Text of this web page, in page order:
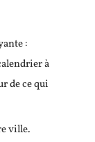
:
à
de ce qui
ville.